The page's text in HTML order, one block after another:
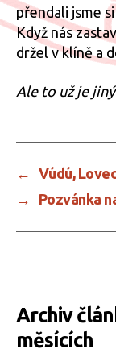
přendali jsme
Když nás
držel v klíně a
Ale to už je
←
Vúdú,
→
Pozvánka
Archiv
měsících